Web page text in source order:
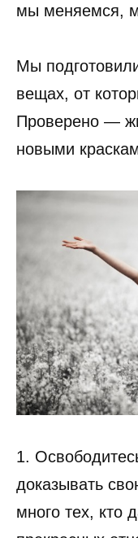
мы меняемся,
Мы
вещах, от
Проверено —
новыми
1.
доказывать
много тех, кто